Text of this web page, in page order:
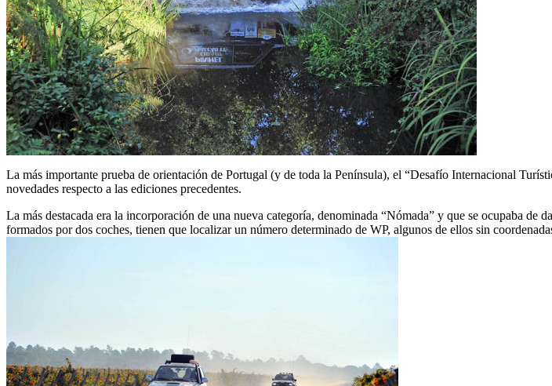
La más importante prueba de orientación de Portugal (y de toda la Península), el “Desafío Internacional
novedades respecto a las ediciones precedentes.
La más destacada era la incorporación de una nueva categoría, denominada “Nómada” y que se ocupaba de
formados por dos coches, tienen que localizar un número determinado de WP, algunos de ellos sin